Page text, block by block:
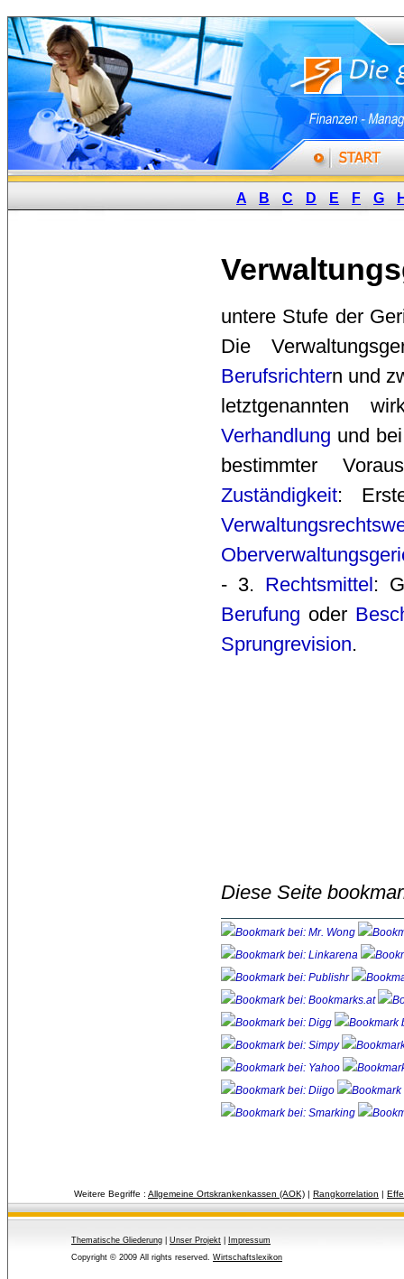
A B C D E F G
untere Stufe der
Die
Berufsrichtern und
letztgenannten
Verhandlung und
bestimmter
Zuständigkeit:
- 3. Rechtsmittel:
Berufung oder
Sprungrevision.
Diese Seite
Weitere Begriffe : Allgemeine Ortskrankenkassen (AOK) | Rangkorrelation |
Thematische Gliederung Unser Projekt
Impressum
Copyright © 2009 All rights reserved. Wirtschaftslexikon